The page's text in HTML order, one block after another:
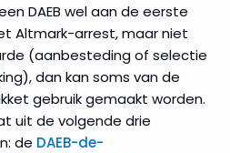
DAEB wel aan de eerste
Altmark-arrest, maar niet
(aanbesteding of selectie
dan kan soms van de
gebruik gemaakt worden.
uit de volgende drie
de DAEB-de-